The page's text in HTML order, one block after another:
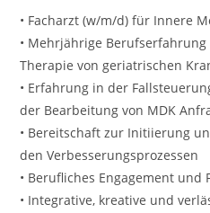
• Facharzt (w/m/d) für Innere
• Mehrjährige
Therapie von geriatrischen
• Erfahrung in der
der Bearbeitung von MDK
• Bereitschaft zur Initiierung
den Verbesserungsprozessen
• Berufliches Engagement und
• Integrative, kreative und